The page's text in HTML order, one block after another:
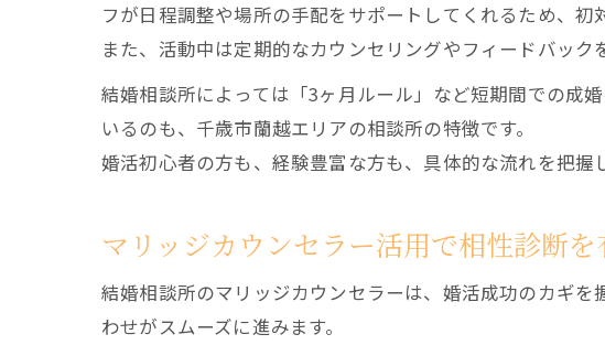
フが日程調整や場所の手配をサポートしてくれるため、初
また、活動中は定期的なカウンセリングやフィードバッ
結婚相談所によっては「3ヶ月ルール」など短期間での成
いるのも、千歳市蘭越エリアの相談所の特徴です。
婚活初心者の方も、経験豊富な方も、具体的な流れを把握
マリッジカウンセラー活用で相性診断
結婚相談所のマリッジカウンセラーは、婚活成功のカギ
わせがスムーズに進みます。